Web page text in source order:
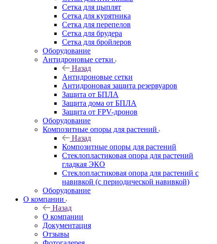
Сетка для цыплят
Сетка для курятника
Сетка для перепелов
Сетка для брудера
Сетка для бройлеров
Оборудование
Антидроновые сетки
Назад
Антидроновые сетки
Антидроновая защита резервуаров
Защита от БПЛА
Защита дома от БПЛА
Защита от FPV-дронов
Оборудование
Композитные опоры для растений
Назад
Композитные опоры для растений
Стеклопластиковая опора для растений
гладкая ЭКО
Стеклопластиковая опора для растений с
навивкой (с периодической навивкой)
Оборудование
О компании
Назад
О компании
Документация
Отзывы